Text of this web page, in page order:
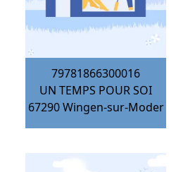
79781866300016
UN TEMPS POUR SOI
67290 Wingen-sur-Moder